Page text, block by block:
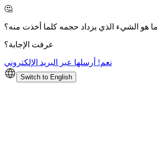
🤔
ما هو الشيء الذي يزداد حجمه كلما أخذت منه؟
عرفت الإجابة؟
نعم! أرسلها عبر البريد الإلكتروني
Switch to English